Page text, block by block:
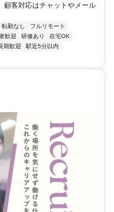
顧客対応はチャットやメール
転勤なし
フルリモート
歓迎 研修あり
在宅OK
期歓迎
駅近5分以内